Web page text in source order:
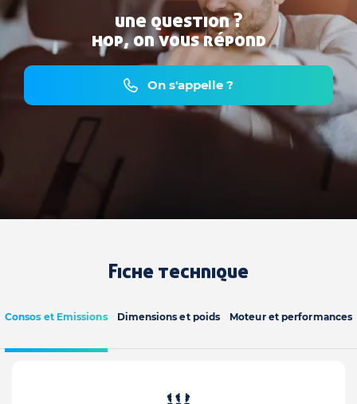
une question ?
hop, on vous répond
On s'appelle ?
Fiche technique
Consos et Emissions Dimensions et poids Moteur et performances